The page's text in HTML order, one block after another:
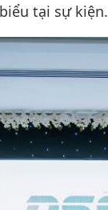
tại sự kiện.